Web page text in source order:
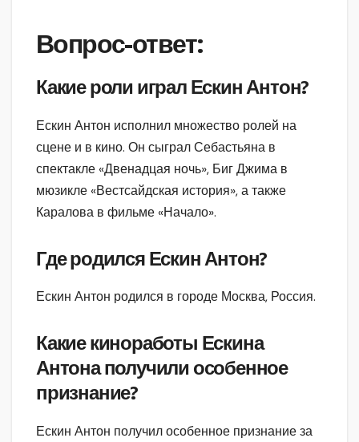
Вопрос-ответ:
Какие роли играл Ескин Антон?
Ескин Антон исполнил множество ролей на
сцене и в кино. Он сыграл Себастьяна в
спектакле «Двенадцая ночь», Биг Джима в
мюзикле «Вестсайдская история», а также
Каралова в фильме «Начало».
Где родился Ескин Антон?
Ескин Антон родился в городе Москва, Россия.
Какие киноработы Ескина
Антона получили особенное
признание?
Ескин Антон получил особенное признание за